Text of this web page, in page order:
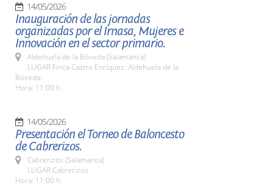
14/05/2026
Inauguración de las jornadas
organizadas por el Irnasa, Mujeres e
Innovación en el sector primario.
Aldehuela de la Bóveda (Salamanca)
LUGAR Finca Castro Enríquez. Aldehuela de la
Bóveda.
Hora: 11:00 h.
14/05/2026
Presentación el Torneo de Baloncesto
de Cabrerizos.
Cabrerizos (Salamanca)
LUGAR Cabrerizos
Hora: 11:00 h.